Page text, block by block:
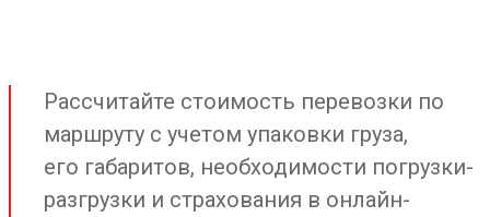
Рассчитайте стоимость перевозки по
маршруту с учетом упаковки груза,
его габаритов, необходимости погрузки-
разгрузки и страхования в онлайн-